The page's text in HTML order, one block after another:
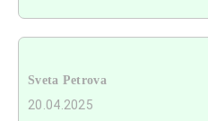
Sveta Petrova
20.04.2025